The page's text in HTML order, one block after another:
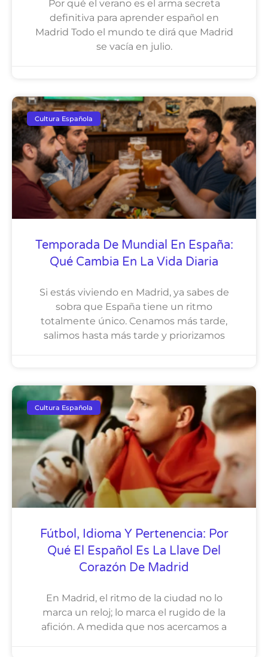
Por qué el verano es el arma secreta
definitiva para aprender español en
Madrid Todo el mundo te dirá que Madrid
se vacía en julio.
Cultura Española
Temporada De Mundial En España:
Qué Cambia En La Vida Diaria
Si estás viviendo en Madrid, ya sabes de
sobra que España tiene un ritmo
totalmente único. Cenamos más tarde,
salimos hasta más tarde y priorizamos
Cultura Española
Fútbol, Idioma Y Pertenencia: Por
Qué El Español Es La Llave Del
Corazón De Madrid
En Madrid, el ritmo de la ciudad no lo
marca un reloj; lo marca el rugido de la
afición. A medida que nos acercamos a